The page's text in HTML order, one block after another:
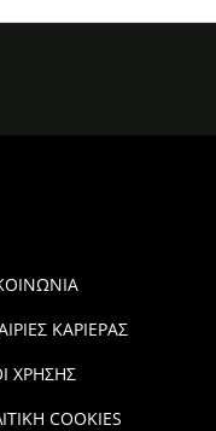
ΚΑΡΙΕΡΑΣ
ΧΡΗΣΗΣ
COOKIES